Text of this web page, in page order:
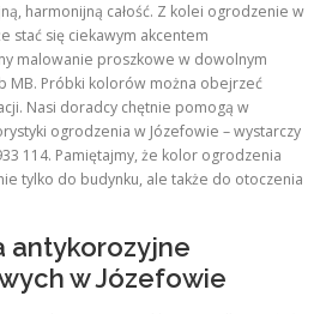
harmonijną całość. Z kolei ogrodzenie w
stać się ciekawym akcentem
malowanie proszkowe w dowolnym
MB. Próbki kolorów można obejrzeć
Nasi doradcy chętnie pomogą w
ogrodzenia w Józefowie – wystarczy
114. Pamiętajmy, że kolor ogrodzenia
tylko do budynku, ale także do otoczenia
antykorozyjne
w Józefowie